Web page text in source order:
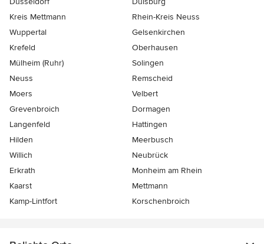
Kreis Mettmann
Rhein-Kreis Neuss
Wuppertal
Gelsenkirchen
Krefeld
Oberhausen
Mülheim (Ruhr)
Solingen
Neuss
Remscheid
Moers
Velbert
Grevenbroich
Dormagen
Langenfeld
Hattingen
Hilden
Meerbusch
Willich
Neubrück
Erkrath
Monheim am Rhein
Kaarst
Mettmann
Kamp-Lintfort
Korschenbroich